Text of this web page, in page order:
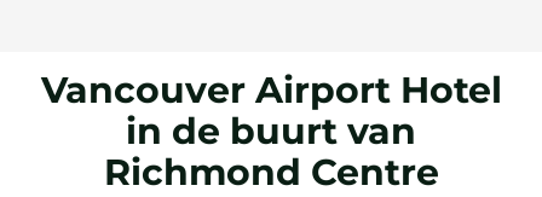
Vancouver Airport Hotel
in de buurt van
Richmond Centre